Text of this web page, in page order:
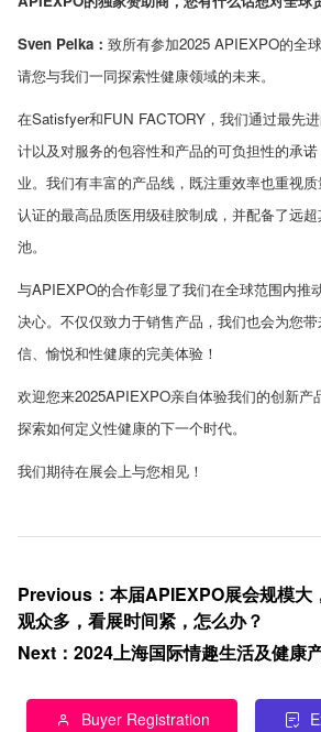
Sven Pelka ： 致所有参加2025 APIEXPO的全
请您与我们一同探索性健康领域的未来。
在Satisfyer和FUN FACTORY ，我们通过最先
计以及对服务的包容性和产品的可负担性的承
业。我们有丰富的产品线，既注重效率也重视
认证的最高品质医用级硅胶制成，并配备了远
池。
与APIEXPO的合作彰显了我们在全球范围内推
决心。不仅仅致力于销售产品，我们也会为您
信、愉悦和性健康的完美体验！
欢迎您来2025APIEXPO亲自体验我们的创新产
探索如何定义性健康的下一个时代。
我们期待在展会上与您相见！
Previous ： 本届APIEXPO展会规模大
观众多，看展时间紧，怎么办？
Next ： 2024上海国际情趣生活及健康
Buyer Registration